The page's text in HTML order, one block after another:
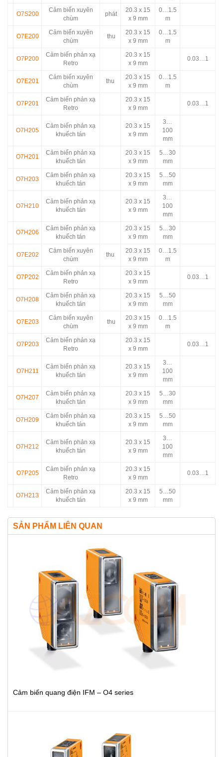
O7S200
Cảm biến xuyên
chùm
phát
20.3 x 15
x 9 mm
0…1.5
m
O7E200
Cảm biến xuyên
chùm
thu
20.3 x 15
x 9 mm
0…1.5
m
O7P200
Cảm biến phản xạ
Retro
20.3 x 15
x 9 mm
0.03…1
O7E201
Cảm biến xuyên
chùm
thu
20.3 x 15
x 9 mm
0…1.5
m
O7P201
Cảm biến phản xạ
Retro
20.3 x 15
x 9 mm
0.03…1
O7H205
Cảm biến phản xạ
khuếch tán
20.3 x 15
x 9 mm
3…
100
mm
O7H201
Cảm biến phản xạ
khuếch tán
20.3 x 15
x 9 mm
5…30
mm
O7H203
Cảm biến phản xạ
khuếch tán
20.3 x 15
x 9 mm
5…50
mm
O7H210
Cảm biến phản xạ
khuếch tán
20.3 x 15
x 9 mm
3…
100
mm
O7H206
Cảm biến phản xạ
khuếch tán
20.3 x 15
x 9 mm
5…30
mm
O7E202
Cảm biến xuyên
chùm
thu
20.3 x 15
x 9 mm
0…1.5
m
O7P202
Cảm biến phản xạ
Retro
20.3 x 15
x 9 mm
0.03…1
O7H208
Cảm biến phản xạ
khuếch tán
20.3 x 15
x 9 mm
5…50
mm
O7E203
Cảm biến xuyên
chùm
thu
20.3 x 15
x 9 mm
0…1.5
m
O7P203
Cảm biến phản xạ
Retro
20.3 x 15
x 9 mm
0.03…1
O7H211
Cảm biến phản xạ
khuếch tán
20.3 x 15
x 9 mm
3…
100
mm
O7H207
Cảm biến phản xạ
khuếch tán
20.3 x 15
x 9 mm
5…30
mm
O7H209
Cảm biến phản xạ
khuếch tán
20.3 x 15
x 9 mm
5…50
mm
O7H212
Cảm biến phản xạ
khuếch tán
20.3 x 15
x 9 mm
3…
100
mm
O7P205
Cảm biến phản xạ
Retro
20.3 x 15
x 9 mm
0.03…1
O7H213
Cảm biến phản xạ
khuếch tán
20.3 x 15
x 9 mm
5…50
mm
SẢN PHẨM LIÊN QUAN
Cảm biến quang điện IFM – O4 series